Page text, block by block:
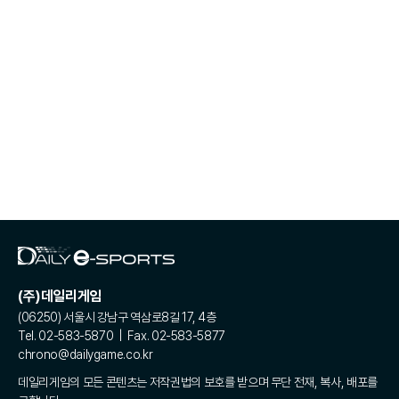
(주)데일리게임
(06250) 서울시 강남구 역삼로8길 17, 4층
Tel. 02-583-5870 | Fax. 02-583-5877
chrono@dailygame.co.kr
데일리게임의 모든 콘텐츠는 저작권법의 보호를 받으며 무단 전재, 복사, 배포를